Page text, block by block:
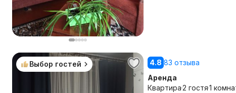
Выбор гостей 4.8 83 отзыва
Аренда
Квартира2 гостя1